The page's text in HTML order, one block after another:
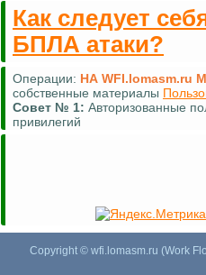
Как следует
БПЛА атаки?
Операции: НА WFI.lomasm.ru
Комментировать (почти везде)
Совет № 2: Для удобной
Copyright © wfi.lomasm.ru (Work